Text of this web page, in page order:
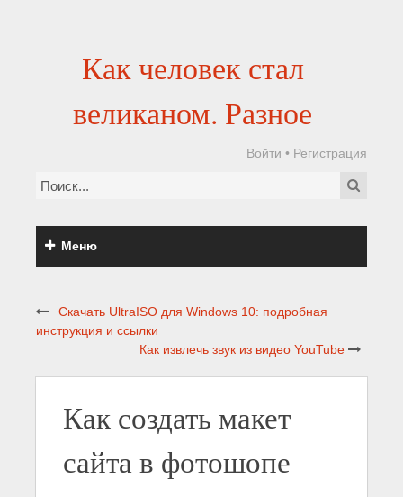
Как человек стал
великаном. Разное
Войти • Регистрация
Меню
Скачать UltraISO для Windows 10: подробная
инструкция и ссылки
Как извлечь звук из видео YouTube
Как создать макет
сайта в фотошопе